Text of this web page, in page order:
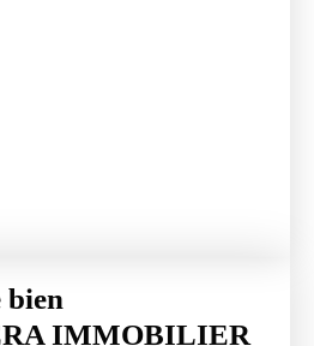
bien
IMMOBILIER